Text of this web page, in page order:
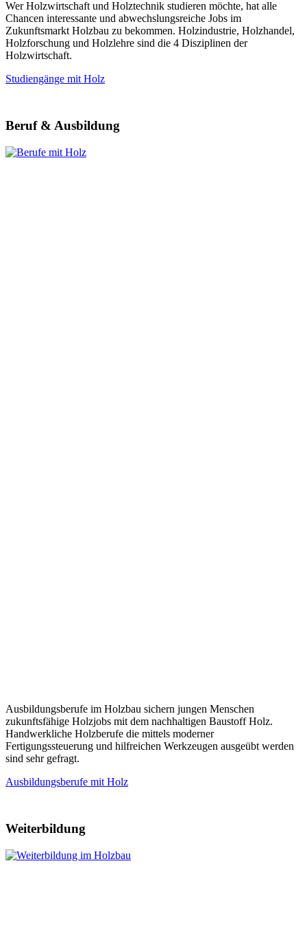
Wer Holzwirtschaft und Holztechnik studieren möchte, hat alle
Chancen interessante und abwechslungsreiche Jobs im
Zukunftsmarkt Holzbau zu bekommen. Holzindustrie, Holzhandel,
Holzforschung und Holzlehre sind die 4 Disziplinen der
Holzwirtschaft.
Studiengänge mit Holz
Beruf & Ausbildung
Ausbildungsberufe im Holzbau sichern jungen Menschen
zukunftsfähige Holzjobs mit dem nachhaltigen Baustoff Holz.
Handwerkliche Holzberufe die mittels moderner
Fertigungssteuerung und hilfreichen Werkzeugen ausgeübt werden
sind sehr gefragt.
Ausbildungsberufe mit Holz
Weiterbildung